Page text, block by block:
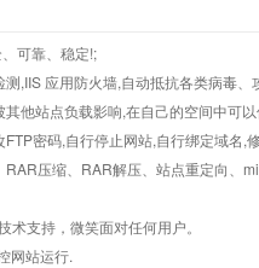
可靠、稳定!;
,IIS 应用防火墙,自动抵抗各类病毒、
他站点负载影响,在自己的空间中可
密码,自行停止网站,自行绑定域名,
压缩、RAR解压、站点重定向、
支持，微笑面对任何用户。
网站运行.